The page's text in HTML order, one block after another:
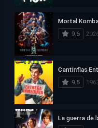
Mortal
9.6
Cantinflas
9.5